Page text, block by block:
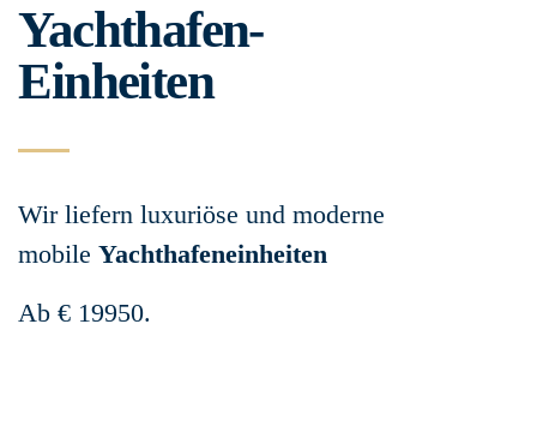
Yachthafen-
Einheiten
Wir liefern luxuriöse und moderne
mobileYachthafeneinheiten
Ab € 19950.